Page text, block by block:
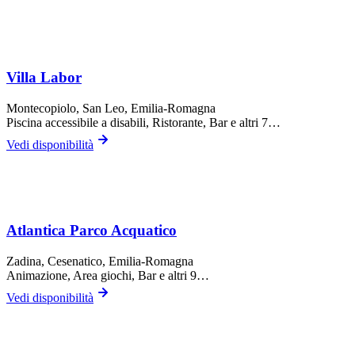
Villa Labor
Montecopiolo, San Leo, Emilia-Romagna
Piscina accessibile a disabili, Ristorante, Bare altri 7…
Vedi disponibilità
Atlantica Parco Acquatico
Zadina, Cesenatico, Emilia-Romagna
Animazione, Area giochi, Bare altri 9…
Vedi disponibilità